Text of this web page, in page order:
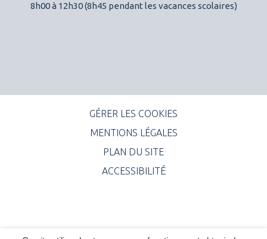
8h00 à 12h30 (8h45 pendant les vacances scolaires)
GÉRER LES COOKIES
MENTIONS LÉGALES
PLAN DU SITE
ACCESSIBILITÉ